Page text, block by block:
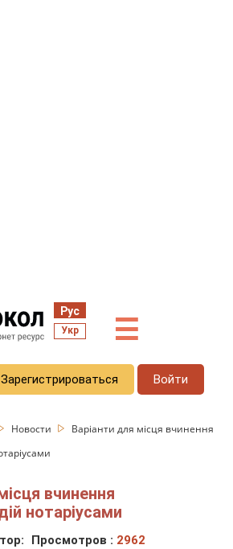
Рус
Укр ☰
Зарегистрироваться Войти
Новости
Варіанти для місця вчинення
вчинення
нотаріусами
Просмотров : 2962